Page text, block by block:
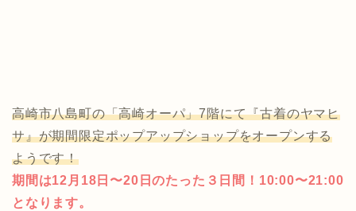
高崎市八島町の「高崎オーパ」7階にて『古着のヤマヒ
サ』が期間限定ポップアップショップをオープンする
ようです！
期間は12月18日〜20日のたった３日間！10:00〜21:00
となります。